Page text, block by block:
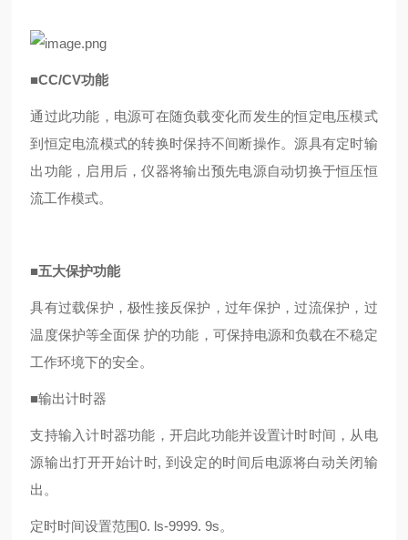
■CC/CV功能
通过此功能，电源可在随负载变化而发生的恒定电压模式
到恒定电流模式的转换时保持不间断操作。源具有定时输
出功能， 启用后，仪器将输出预先电源自动切换于恒压恒
流工作模式。
■五大保护功能
具有过载保护，极性接反保护，过年保护，过流保护，过
温度保护等全面保 护的功能，可保持电源和负载在不稳定
工作环境下的安全。
■输出计时器
支持输入计时器功能，开启此功能并设置计时时间，从电
源输出打开开始计时, 到设定的时间后电源将白动关闭输
出。
定时时间设置范围0. ls-9999. 9s。